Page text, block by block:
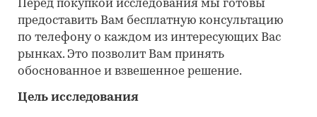
Перед покупкой исследования мы готовы
предоставить Вам бесплатную консультацию
по телефону о каждом из интересующих Вас
рынках. Это позволит Вам принять
обоснованное и взвешенное решение.
Цель исследования